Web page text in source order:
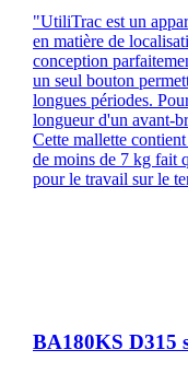
"UtiliTrac est un
en matière de
conception
un seul bouton
longues périodes.
longueur d'un avant-
Cette mallette
de moins de 7 kg fait
pour le travail sur le
BA180KS D315